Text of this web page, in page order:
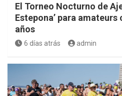
El Torneo Nocturno de
Estepona’ para
años
6 días atrás admin